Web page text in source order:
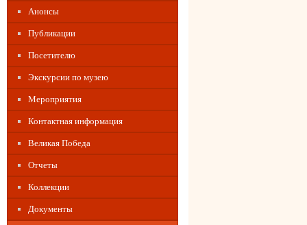
Анонсы
Публикации
Посетителю
Экскурсии по музею
Мероприятия
Контактная информация
Великая Победа
Отчеты
Коллекции
Документы